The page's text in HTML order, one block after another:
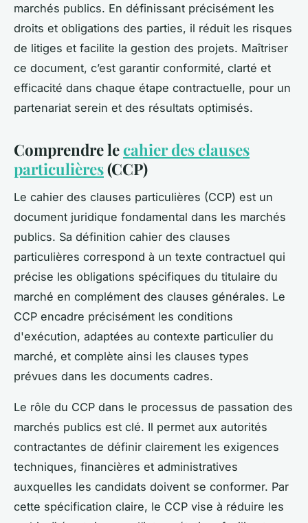
marchés publics. En définissant précisément les
droits et obligations des parties, il réduit les risques
de litiges et facilite la gestion des projets. Maîtriser
ce document, c’est garantir conformité, clarté et
efficacité dans chaque étape contractuelle, pour un
partenariat serein et des résultats optimisés.
Comprendre lecahier des clauses
particulières(CCP)
Le cahier des clauses particulières (CCP) est un
document juridique fondamental dans les marchés
publics. Sa définition cahier des clauses
particulières correspond à un texte contractuel qui
précise les obligations spécifiques du titulaire du
marché en complément des clauses générales. Le
CCP encadre précisément les conditions
d'exécution, adaptées au contexte particulier du
marché, et complète ainsi les clauses types
prévues dans les documents cadres.
Le rôle du CCP dans le processus de passation des
marchés publics est clé. Il permet aux autorités
contractantes de définir clairement les exigences
techniques, financières et administratives
auxquelles les candidats doivent se conformer. Par
cette spécification claire, le CCP vise à réduire les